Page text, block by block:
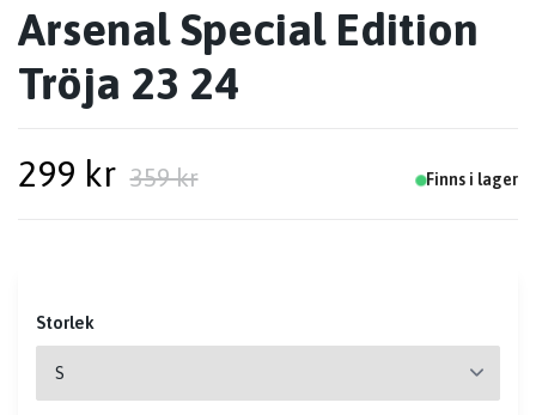
Arsenal Special Edition
Tröja 23 24
299 kr 359 kr Finns i lager
Storlek